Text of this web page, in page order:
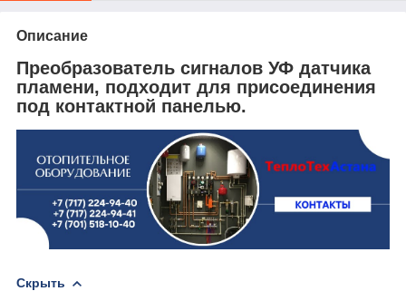
Описание
Преобразователь сигналов УФ датчика
пламени, подходит для присоединения
под контактной панелью.
Скрыть